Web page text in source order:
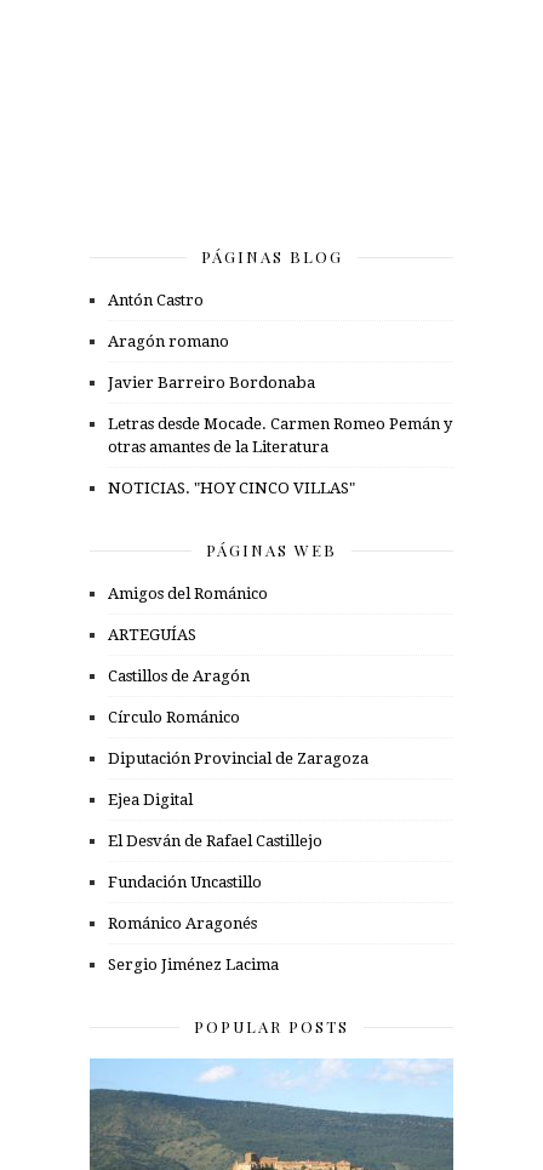
PÁGINAS BLOG
Antón Castro
Aragón romano
Javier Barreiro Bordonaba
Letras desde Mocade. Carmen Romeo Pemán y
otras amantes de la Literatura
NOTICIAS. "HOY CINCO VILLAS"
PÁGINAS WEB
Amigos del Románico
ARTEGUÍAS
Castillos de Aragón
Círculo Románico
Diputación Provincial de Zaragoza
Ejea Digital
El Desván de Rafael Castillejo
Fundación Uncastillo
Románico Aragonés
Sergio Jiménez Lacima
POPULAR POSTS